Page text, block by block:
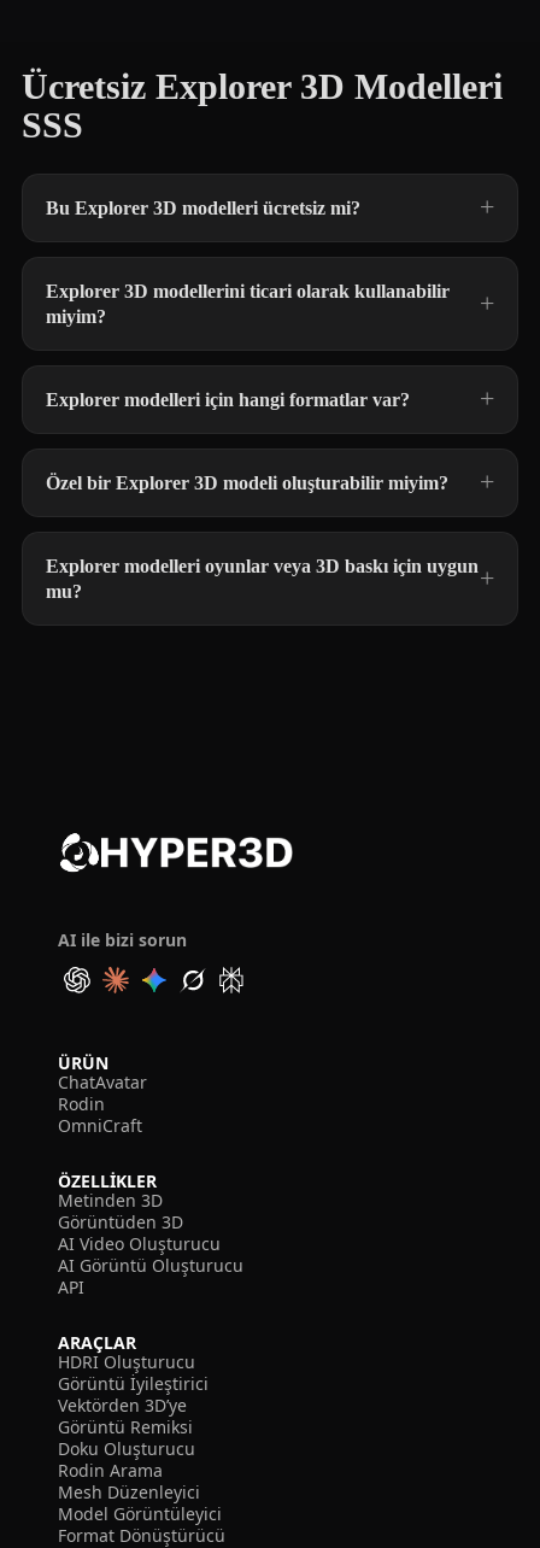
Ücretsiz Explorer 3D Modelleri
SSS
Bu Explorer 3D modelleri ücretsiz mi?
Explorer 3D modellerini ticari olarak kullanabilir
miyim?
Explorer modelleri için hangi formatlar var?
Özel bir Explorer 3D modeli oluşturabilir miyim?
Explorer modelleri oyunlar veya 3D baskı için uygun
mu?
AI ile bizi sorun
ÜRÜN
ChatAvatar
Rodin
OmniCraft
ÖZELLIKLER
Metinden 3D
Görüntüden 3D
AI Video Oluşturucu
AI Görüntü Oluşturucu
API
ARAÇLAR
HDRI Oluşturucu
Görüntü İyileştirici
Vektörden 3D’ye
Görüntü Remiksi
Doku Oluşturucu
Rodin Arama
Mesh Düzenleyici
Model Görüntüleyici
Format Dönüştürücü